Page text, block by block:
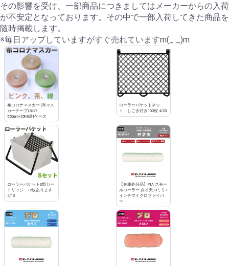
その影響を受け、一部商品につきましてはメーカーからの入荷
が不安定となっております。その中で一部入荷してきた商品を
随時掲載します。
※毎日アップしていますがすぐ売れていますm(_ _)m
布コロナマスカー (布マス
カーテープ) 5/27
550mm×25M緑1ケース
ローラーバケットネッ
ト しごき付き100枚 4/23
ローラーバケットS型カー
トリッジ 12枚あります
4/13
【在庫処分品】PIA スモー
ルローラー 弁才天13ミリ7
インチマイクロファイバ
ー